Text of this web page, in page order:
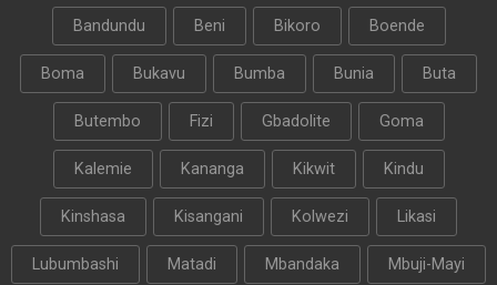
Bandundu Beni Bikoro Boende
Boma Bukavu Bumba Bunia Buta
Butembo Fizi Gbadolite Goma
Kalemie Kananga Kikwit Kindu
Kinshasa Kisangani Kolwezi Likasi
Lubumbashi Matadi Mbandaka Mbuji-Mayi